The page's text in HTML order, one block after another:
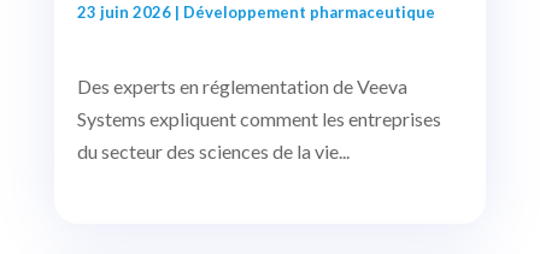
23 juin 2026| Développement pharmaceutique
Des experts en réglementation de Veeva
Systems expliquent comment les entreprises
du secteur des sciences de la vie...